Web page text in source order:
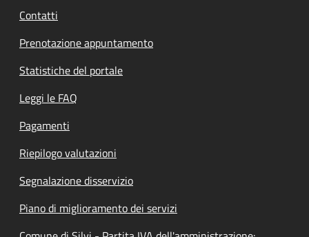
Contatti
Prenotazione appuntamento
Statistiche del portale
Leggi le FAQ
Pagamenti
Riepilogo valutazioni
Segnalazione disservizio
Piano di miglioramento dei servizi